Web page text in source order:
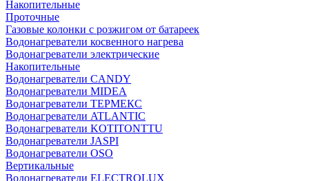
Накопительные
Проточные
Газовые колонки с розжигом от батареек
Водонагреватели косвенного нагрева
Водонагреватели электрические
Накопительные
Водонагреватели CANDY
Водонагреватели MIDEA
Водонагреватели ТЕРМЕКС
Водонагреватели ATLANTIC
Водонагреватели KOTITONTTU
Водонагреватели JASPI
Водонагреватели OSO
Вертикальные
Водонагреватели ELECTROLUX